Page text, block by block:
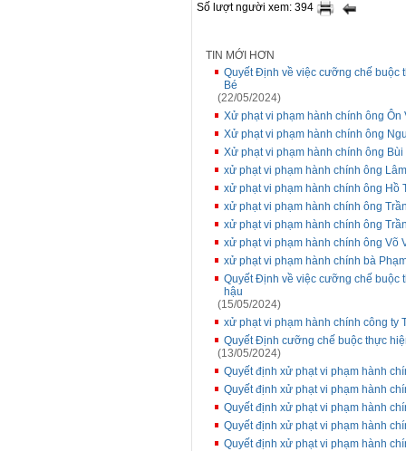
Số lượt người xem: 394
TIN MỚI HƠN
Quyết Định về việc cưỡng chế buộc
Bé
(22/05/2024)
Xử phạt vi phạm hành chính ông
Xử phạt vi phạm hành chính ông
Xử phạt vi phạm hành chính ông
xử phạt vi phạm hành chính ông
xử phạt vi phạm hành chính ông Hồ
xử phạt vi phạm hành chính ông
xử phạt vi phạm hành chính ông
xử phạt vi phạm hành chính ông Võ
xử phạt vi phạm hành chính bà
Quyết Định về việc cưỡng chế buộc
hậu
(15/05/2024)
xử phạt vi phạm hành chính công ty
Quyết Định cưỡng chế buộc thực
(13/05/2024)
Quyết định xử phạt vi phạm hành
Quyết định xử phạt vi phạm hành
Quyết định xử phạt vi phạm hành
Quyết định xử phạt vi phạm hành
Quyết định xử phạt vi phạm hành